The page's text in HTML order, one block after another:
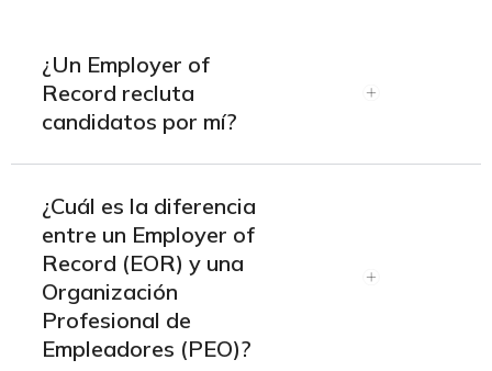
¿Un Employer of
Record recluta
candidatos por mí?
¿Cuál es la diferencia
entre un Employer of
Record (EOR) y una
Organización
Profesional de
Empleadores (PEO)?